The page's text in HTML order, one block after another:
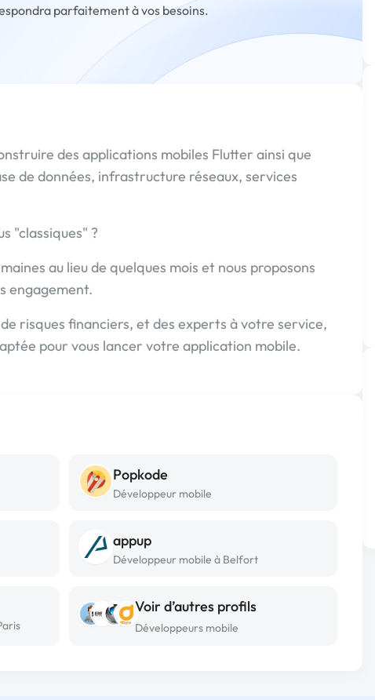
parfaitement à vos besoins.
des applications mobiles Flutter ainsi que
de données, infrastructure réseaux, services
"classiques" ?
au lieu de quelques mois et nous proposons
engagement.
risques financiers, et des experts à votre service,
pour vous lancer votre application mobile.
Popkode
Développeur mobile
appup
Développeur mobile à Belfort
Voir d’autres profils
Développeurs mobile